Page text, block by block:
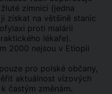
zimnici (jedna
získat na většině stanic
proti malárii
lékaře).
2000 nejsou v Etiopii
pro polské občany,
aktuálnost vízových
častým změnám.